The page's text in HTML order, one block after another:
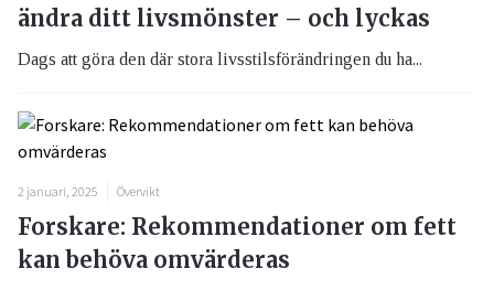
ändra ditt livsmönster – och lyckas
Dags att göra den där stora livsstilsförändringen du ha...
2 januari, 2025 Övervikt
Forskare: Rekommendationer om fett
kan behöva omvärderas